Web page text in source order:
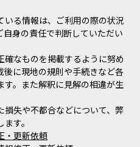
る情報は、ご利用の際の状況
身の責任で判断していただい
なものを掲載するように努め
後に現地の規則や手続きなど各
。また解釈に見解の相違が生
失や不都合などについて、弊
す。
・更新依頼